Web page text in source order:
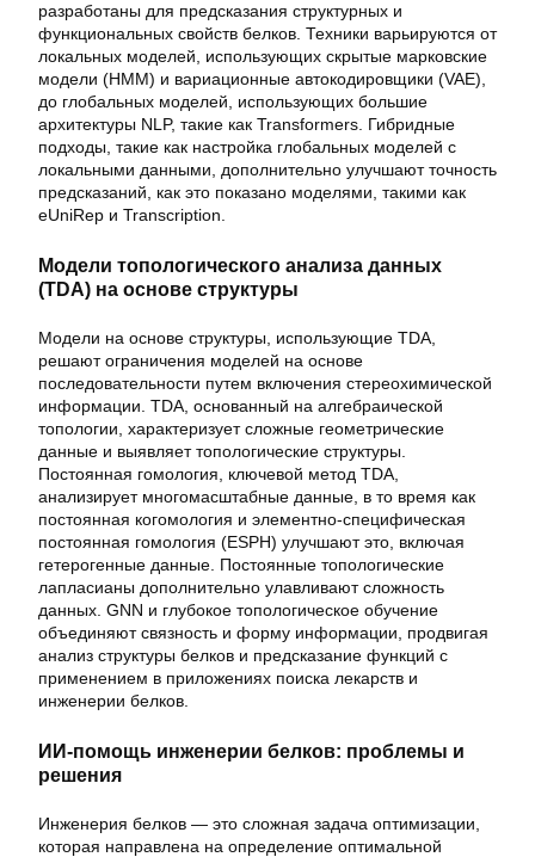
разработаны для предсказания структурных и
функциональных свойств белков. Техники варьируются от
локальных моделей, использующих скрытые марковские
модели (HMM) и вариационные автокодировщики (VAE),
до глобальных моделей, использующих большие
архитектуры NLP, такие как Transformers. Гибридные
подходы, такие как настройка глобальных моделей с
локальными данными, дополнительно улучшают точность
предсказаний, как это показано моделями, такими как
eUniRep и Transcription.
Модели топологического анализа данных
(TDA) на основе структуры
Модели на основе структуры, использующие TDA,
решают ограничения моделей на основе
последовательности путем включения стереохимической
информации. TDA, основанный на алгебраической
топологии, характеризует сложные геометрические
данные и выявляет топологические структуры.
Постоянная гомология, ключевой метод TDA,
анализирует многомасштабные данные, в то время как
постоянная когомология и элементно-специфическая
постоянная гомология (ESPH) улучшают это, включая
гетерогенные данные. Постоянные топологические
лапласианы дополнительно улавливают сложность
данных. GNN и глубокое топологическое обучение
объединяют связность и форму информации, продвигая
анализ структуры белков и предсказание функций с
применением в приложениях поиска лекарств и
инженерии белков.
ИИ-помощь инженерии белков: проблемы и
решения
Инженерия белков — это сложная задача оптимизации,
которая направлена на определение оптимальной